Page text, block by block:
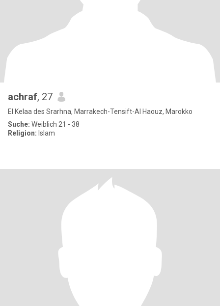
achraf, 27
El Kelaa des Srarhna, Marrakech-Tensift-Al Haouz, Marokko
Suche: Weiblich 21 - 38
Religion: Islam